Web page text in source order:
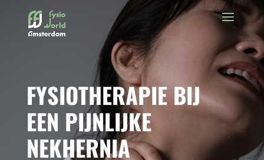
FYSIOTHERAPIE BIJ
EEN PIJNLIJKE
NEKHERNIA